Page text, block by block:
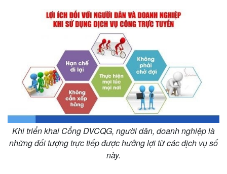
Khi triển khai Cổng DVCQG, người dân, doanh nghiệp là
những đối tượng trực tiếp được hưởng lợi từ các dịch vụ số
này.